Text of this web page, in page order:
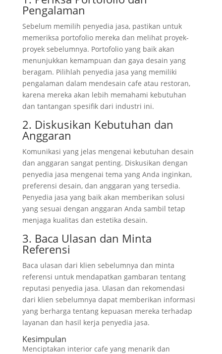
Pengalaman
Sebelum memilih penyedia jasa, pastikan untuk
memeriksa portofolio mereka dan melihat proyek-
proyek sebelumnya. Portofolio yang baik akan
menunjukkan kemampuan dan gaya desain yang
beragam. Pilihlah penyedia jasa yang memiliki
pengalaman dalam mendesain cafe atau restoran,
karena mereka akan lebih memahami kebutuhan
dan tantangan spesifik dari industri ini.
2. Diskusikan Kebutuhan dan
Anggaran
Komunikasi yang jelas mengenai kebutuhan desain
dan anggaran sangat penting. Diskusikan dengan
penyedia jasa mengenai tema yang Anda inginkan,
preferensi desain, dan anggaran yang tersedia.
Penyedia jasa yang baik akan memberikan solusi
yang sesuai dengan anggaran Anda sambil tetap
menjaga kualitas dan estetika desain.
3. Baca Ulasan dan Minta
Referensi
Baca ulasan dari klien sebelumnya dan minta
referensi untuk mendapatkan gambaran tentang
reputasi penyedia jasa. Ulasan dan rekomendasi
dari klien sebelumnya dapat memberikan informasi
yang berharga tentang kepuasan mereka terhadap
layanan dan hasil kerja penyedia jasa.
Kesimpulan
Menciptakan interior cafe yang menarik dan